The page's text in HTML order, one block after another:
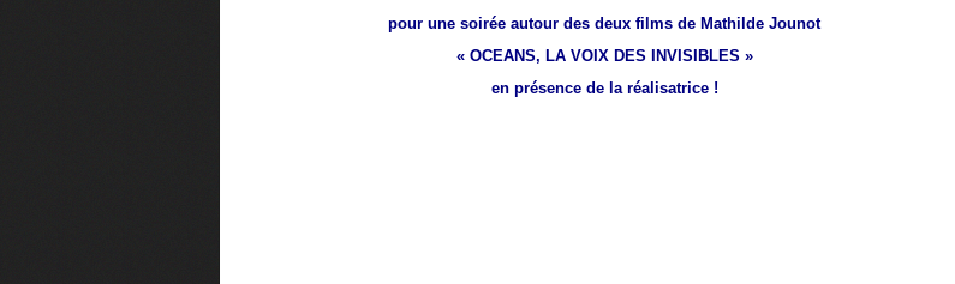
pour une soirée autour des deux films de Mathilde Jounot
« OCEANS, LA VOIX DES INVISIBLES »
en présence de la réalisatrice !